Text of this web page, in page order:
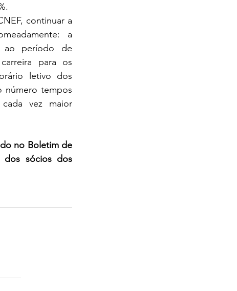
continuar a
a
ao período de
para os
letivo dos
número tempos
vez maior
no Boletim de
dos sócios dos